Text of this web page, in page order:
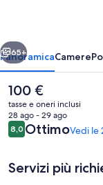
Avanti
65+
PanoramicaCamere
Il
prezzo
attuale
è
100 €
100 €
tasse e oneri inclusi
28 ago - 29 ago
Recensioni
8,08,0 su 10
OttimoVedi le
Servizi più